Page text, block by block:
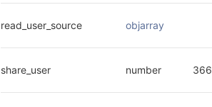
read_user_source objarray
share_user number 366